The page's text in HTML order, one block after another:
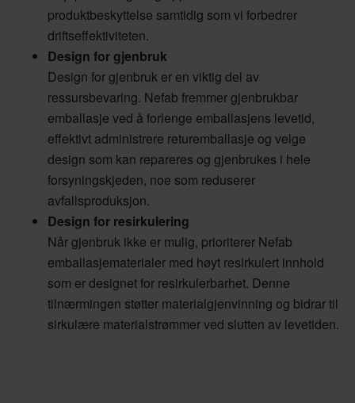
produktbeskyttelse samtidig som vi forbedrer
driftseffektiviteten.
Design for gjenbruk
Design for gjenbruk er en viktig del av
ressursbevaring. Nefab fremmer gjenbrukbar
emballasje ved å forlenge emballasjens levetid,
effektivt administrere returemballasje og velge
design som kan repareres og gjenbrukes i hele
forsyningskjeden, noe som reduserer
avfallsproduksjon.
Design for resirkulering
Når gjenbruk ikke er mulig, prioriterer Nefab
emballasjematerialer med høyt resirkulert innhold
som er designet for resirkulerbarhet. Denne
tilnærmingen støtter materialgjenvinning og bidrar til
sirkulære materialstrømmer ved slutten av levetiden.